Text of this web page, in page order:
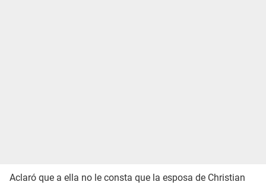
Aclaró que a ella no le consta que la esposa de Christian